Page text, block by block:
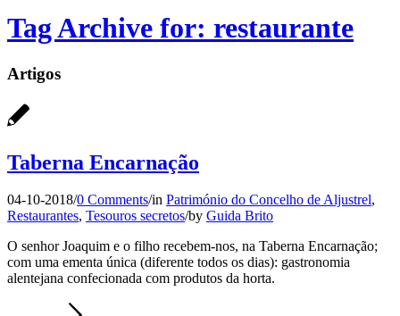
Tag Archive for: restaurante
Artigos
Taberna Encarnação
04-10-2018/0 Comments/in Património do Concelho de Aljustrel,
Restaurantes, Tesouros secretos/by Guida Brito
O senhor Joaquim e o filho recebem-nos, na Taberna Encarnação;
com uma ementa única (diferente todos os dias): gastronomia
alentejana confecionada com produtos da horta.